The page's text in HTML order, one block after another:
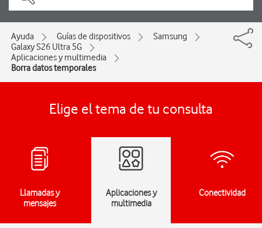
Ayuda Guías de dispositivos
Samsung
Galaxy S26 Ultra 5G
Aplicaciones y multimedia
Borra datos temporales
Elige el tema de tu consulta
Llamadas y
mensajes
Aplicaciones y
multimedia
Conectividad